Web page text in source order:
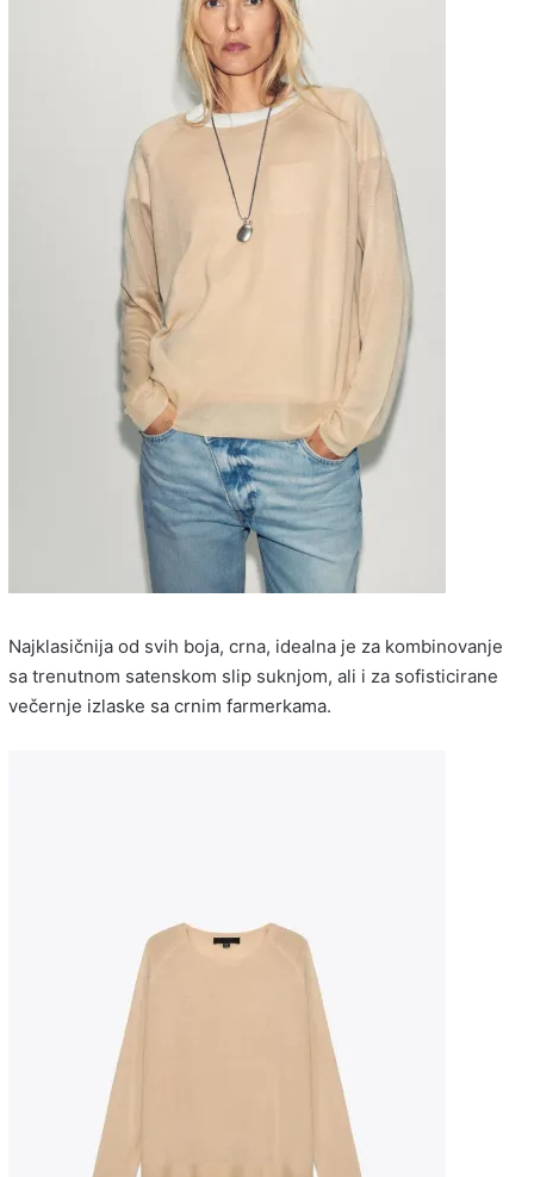
Najklasičnija od svih boja, crna, idealna je za kombinovanje
sa trenutnom satenskom slip suknjom, ali i za sofisticirane
večernje izlaske sa crnim farmerkama.